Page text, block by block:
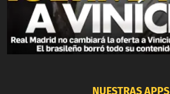
NUESTRAS APPS